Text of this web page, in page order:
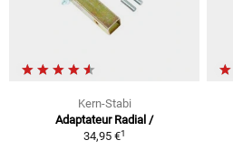
Kern-Stabi
Adaptateur Radial /
34,95 €1